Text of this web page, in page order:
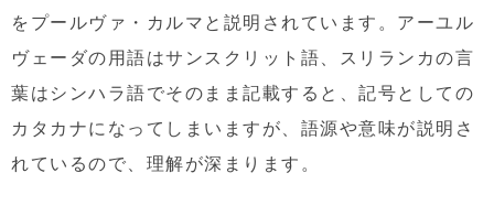
をプールヴァ・カルマと説明されています。アーユル
ヴェーダの用語はサンスクリット語、スリランカの言
葉はシンハラ語でそのまま記載すると、記号としての
カタカナになってしまいますが、語源や意味が説明さ
れているので、理解が深まります。